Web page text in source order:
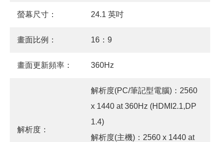
螢幕尺寸： 24.1 英吋
畫面比例： 16：9
畫面更新頻率： 360Hz
解析度：
解析度(PC/筆記型電腦)：2560
x 1440 at 360Hz (HDMI2.1,DP
1.4)
解析度(主機)：2560 x 1440 at